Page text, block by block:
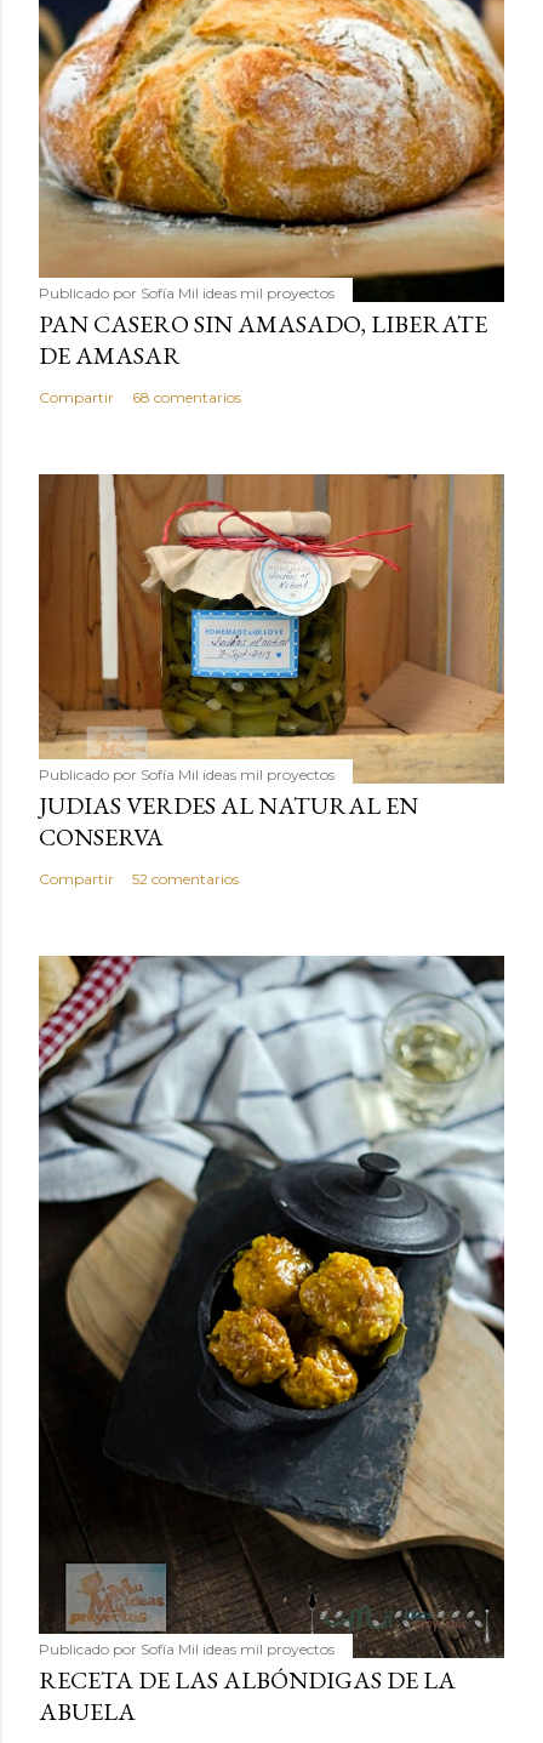
Publicado por Sofía Mil ideas mil proyectos
PAN CASERO SIN AMASADO, LIBERATE
DE AMASAR
Compartir 68 comentarios
Publicado por Sofía Mil ideas mil proyectos
JUDIAS VERDES AL NATURAL EN
CONSERVA
Compartir 52 comentarios
Publicado por Sofía Mil ideas mil proyectos
RECETA DE LAS ALBÓNDIGAS DE LA
ABUELA